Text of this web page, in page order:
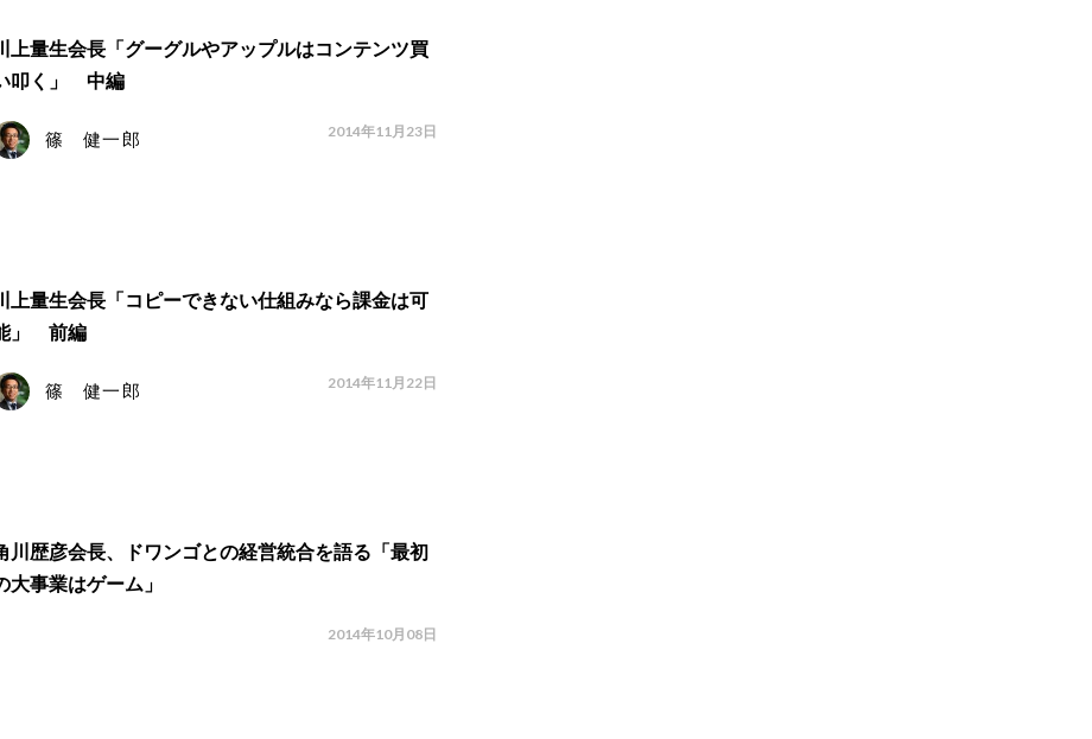
上量生会長「グーグルやアップルはコンテンツ買
叩く」 中編
篠 健一郎 2014年11月23日
上量生会長「コピーできない仕組みなら課金は可
」 前編
篠 健一郎 2014年11月22日
川歴彦会長、ドワンゴとの経営統合を語る「最初
大事業はゲーム」
2014年10月08日